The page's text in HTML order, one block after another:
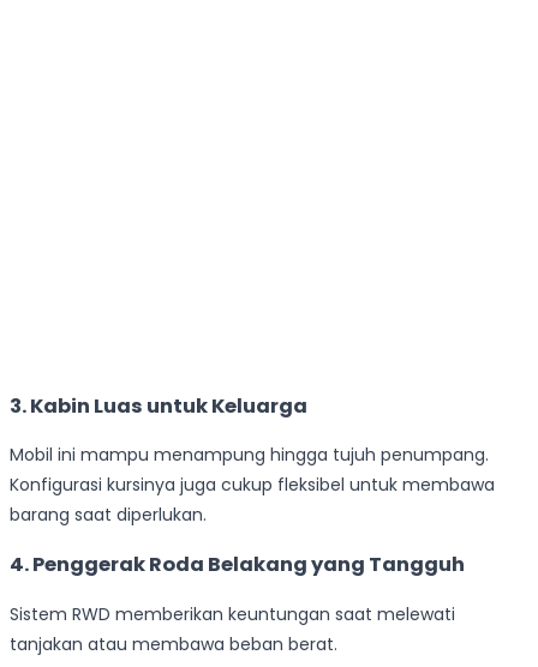
3. Kabin Luas untuk Keluarga
Mobil ini mampu menampung hingga tujuh penumpang.
Konfigurasi kursinya juga cukup fleksibel untuk membawa
barang saat diperlukan.
4. Penggerak Roda Belakang yang Tangguh
Sistem RWD memberikan keuntungan saat melewati
tanjakan atau membawa beban berat.